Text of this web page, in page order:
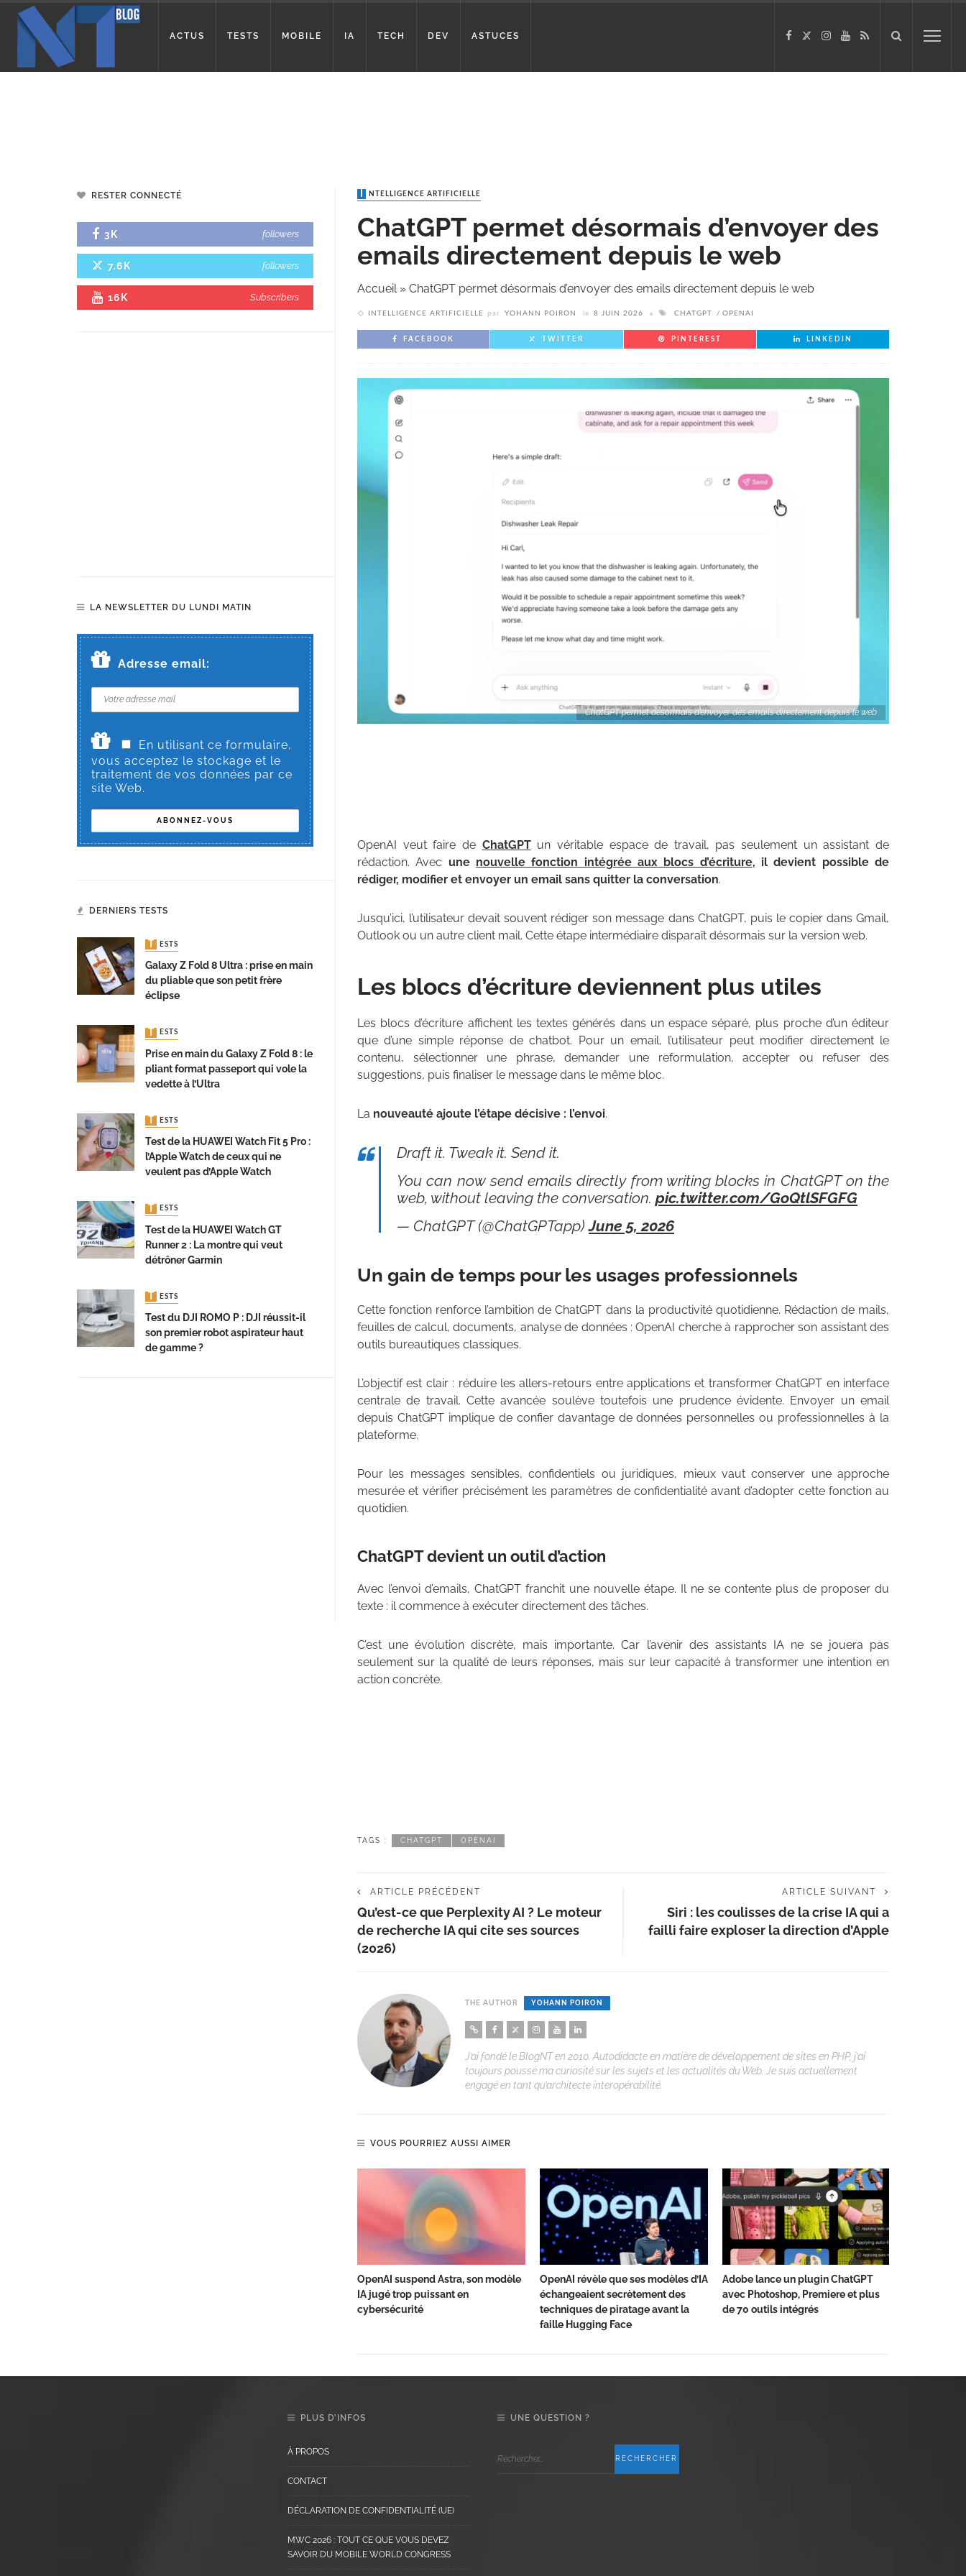
ACTUS TESTS MOBILE IA TECH DEV ASTUCES
INTELLIGENCE ARTIFICIELLE
ChatGPT permet désormais d’envoyer des
emails directement depuis le web
Accueil» ChatGPT permet désormais d’envoyer des emails directement depuis le web
INTELLIGENCE ARTIFICIELLE par YOHANN POIRON le 8 JUIN 2026 CHATGPT OPENAI
FACEBOOK TWITTER PINTEREST LINKEDIN
ChatGPT permet désormais d’envoyer des emails directement depuis le web
OpenAI veut faire de ChatGPTun véritable espace de travail, pas seulement un assistant de
rédaction. Avec une nouvelle fonction intégrée aux blocs d’écriture, il devient possible de
rédiger, modifier et envoyer un email sans quitter la conversation.
Jusqu’ici, l’utilisateur devait souvent rédiger son message dans ChatGPT, puis le copier dans Gmail,
Outlook ou un autre client mail. Cette étape intermédiaire disparaît désormais sur la version web.
Les blocs d’écriture deviennent plus utiles
Les blocs d’écriture affichent les textes générés dans un espace séparé, plus proche d’un éditeur
que d’une simple réponse de chatbot. Pour un email, l’utilisateur peut modifier directement le
contenu, sélectionner une phrase, demander une reformulation, accepter ou refuser des
suggestions, puis finaliser le message dans le même bloc.
La nouveauté ajoute l’étape décisive : l’envoi.
Draft it. Tweak it. Send it.
You can now send emails directly from writing blocks in ChatGPT on the
web, without leaving the conversation. pic.twitter.com/GoQtlSFGFG
— ChatGPT (@ChatGPTapp)June 5, 2026
Un gain de temps pour les usages professionnels
Cette fonction renforce l’ambition de ChatGPT dans la productivité quotidienne. Rédaction de mails,
feuilles de calcul, documents, analyse de données : OpenAI cherche à rapprocher son assistant des
outils bureautiques classiques.
L’objectif est clair : réduire les allers-retours entre applications et transformer ChatGPT en interface
centrale de travail. Cette avancée soulève toutefois une prudence évidente. Envoyer un email
depuis ChatGPT implique de confier davantage de données personnelles ou professionnelles à la
plateforme.
Pour les messages sensibles, confidentiels ou juridiques, mieux vaut conserver une approche
mesurée et vérifier précisément les paramètres de confidentialité avant d’adopter cette fonction au
quotidien.
ChatGPT devient un outil d’action
Avec l’envoi d’emails, ChatGPT franchit une nouvelle étape. Il ne se contente plus de proposer du
texte : il commence à exécuter directement des tâches.
C’est une évolution discrète, mais importante. Car l’avenir des assistants IA ne se jouera pas
seulement sur la qualité de leurs réponses, mais sur leur capacité à transformer une intention en
action concrète.
TAGS : CHATGPT OPENAI
ARTICLE PRÉCÉDENT
Qu’est-ce que Perplexity AI ? Le moteur
de recherche IA qui cite ses sources
(2026)
ARTICLE SUIVANT
Siri : les coulisses de la crise IA qui a
failli faire exploser la direction d’Apple
THE AUTHOR YOHANN POIRON
J’ai fondé le BlogNT en 2010. Autodidacte en matière de développement de sites en PHP, j’ai
toujours poussé ma curiosité sur les sujets et les actualités du Web. Je suis actuellement
engagé en tant qu’architecte interopérabilité.
VOUS POURRIEZ AUSSI AIMER
OpenAI suspend Astra, son modèle
IA jugé trop puissant en
cybersécurité
OpenAI révèle que ses modèles d’IA
échangeaient secrètement des
techniques de piratage avant la
faille Hugging Face
Adobe lance un plugin ChatGPT
avec Photoshop, Premiere et plus
de 70 outils intégrés
RESTER CONNECTÉ
3K followers
7.6K followers
16K Subscribers
LA NEWSLETTER DU LUNDI MATIN
Adresse email:
En utilisant ce formulaire,
vous acceptez le stockage et le
traitement de vos données par ce
site Web.
DERNIERS TESTS
TESTS
Galaxy Z Fold 8 Ultra : prise en main
du pliable que son petit frère
éclipse
TESTS
Prise en main du Galaxy Z Fold 8 : le
pliant format passeport qui vole la
vedette à l’Ultra
TESTS
Test de la HUAWEI Watch Fit 5 Pro :
l’Apple Watch de ceux qui ne
veulent pas d’Apple Watch
TESTS
Test de la HUAWEI Watch GT
Runner 2 : La montre qui veut
détrôner Garmin
TESTS
Test du DJI ROMO P : DJI réussit-il
son premier robot aspirateur haut
de gamme ?
PLUS D’INFOS
À PROPOS
CONTACT
DÉCLARATION DE CONFIDENTIALITÉ (UE)
MWC 2026 : TOUT CE QUE VOUS DEVEZ
SAVOIR DU MOBILE WORLD CONGRESS
UNE QUESTION ?